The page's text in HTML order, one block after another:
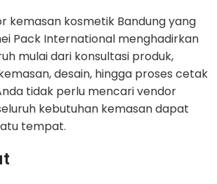
kemasan kosmetik Bandung yang
Pack International menghadirkan
mulai dari konsultasi produk,
desain, hingga proses cetak
tidak perlu mencari vendor
kebutuhan kemasan dapat
tempat.